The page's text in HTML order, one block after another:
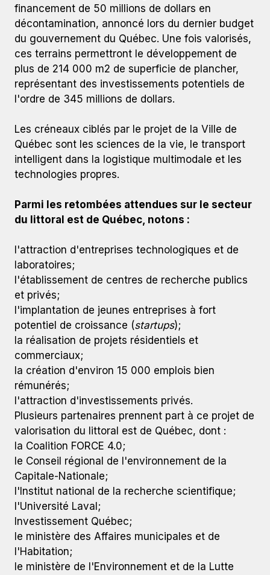
financement de 50 millions de dollars en
décontamination, annoncé lors du dernier budget
du gouvernement du Québec. Une fois valorisés,
ces terrains permettront le développement de
plus de 214 000 m2 de superficie de plancher,
représentant des investissements potentiels de
l'ordre de 345 millions de dollars.
Les créneaux ciblés par le projet de la Ville de
Québec sont les sciences de la vie, le transport
intelligent dans la logistique multimodale et les
technologies propres.
Parmi les retombées attendues sur le secteur
du littoral est de Québec, notons :
l'attraction d'entreprises technologiques et de
laboratoires;
l'établissement de centres de recherche publics
et privés;
l'implantation de jeunes entreprises à fort
potentiel de croissance (startups);
la réalisation de projets résidentiels et
commerciaux;
la création d'environ 15 000 emplois bien
rémunérés;
l'attraction d'investissements privés.
Plusieurs partenaires prennent part à ce projet de
valorisation du littoral est de Québec, dont :
la Coalition FORCE 4.0;
le Conseil régional de l'environnement de la
Capitale-Nationale;
l'Institut national de la recherche scientifique;
l'Université Laval;
Investissement Québec;
le ministère des Affaires municipales et de
l'Habitation;
le ministère de l'Environnement et de la Lutte